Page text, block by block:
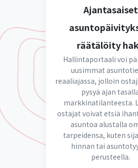
Ajantasaiset
räätälöity
Hallintaportaali voi
uusimmat
reaaliajassa, jolloin
pysyä ajan
markkinatilanteesta.
ostajat voivat etsiä
asuntoa alustalla
tarpeidensa, kuten
hinnan tai
perusteella.